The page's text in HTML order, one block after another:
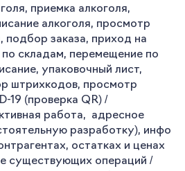
приемка алкоголя,
алкоголя, просмотр
подбор заказа, приход на
складам, перемещение по
упаковочный лист,
штрихкодов, просмотр
19 (проверка QR) /
работа, адресное
разработку), инфо
остатках и ценах
существующих операций /